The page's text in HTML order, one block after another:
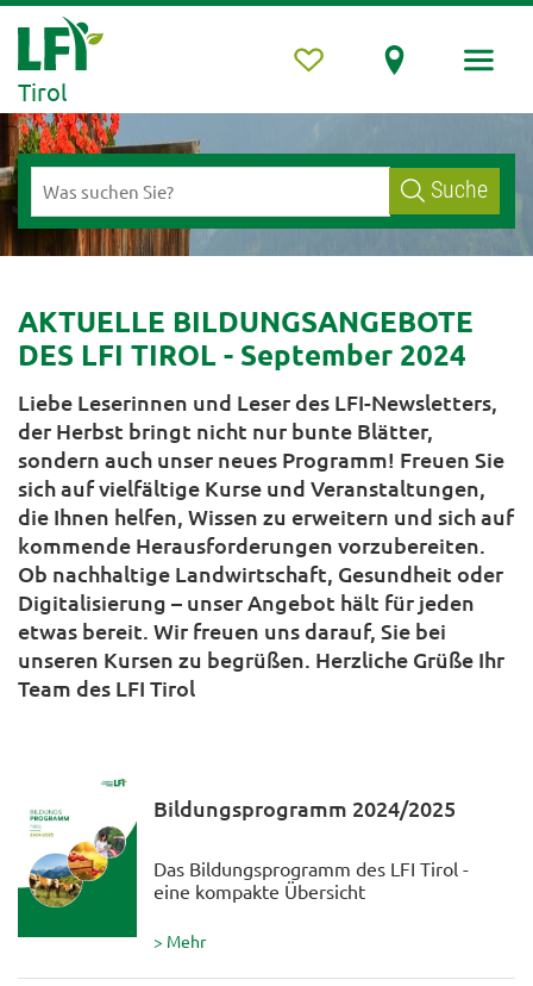
Tirol
Suche
AKTUELLE BILDUNGSANGEBOTE
DES LFI TIROL - September 2024
Liebe Leserinnen und Leser des LFI-Newsletters,
der Herbst bringt nicht nur bunte Blätter,
sondern auch unser neues Programm! Freuen Sie
sich auf vielfältige Kurse und Veranstaltungen,
die Ihnen helfen, Wissen zu erweitern und sich auf
kommende Herausforderungen vorzubereiten.
Ob nachhaltige Landwirtschaft, Gesundheit oder
Digitalisierung – unser Angebot hält für jeden
etwas bereit. Wir freuen uns darauf, Sie bei
unseren Kursen zu begrüßen. Herzliche Grüße Ihr
Team des LFI Tirol
Bildungsprogramm 2024/2025
Das Bildungsprogramm des LFI Tirol -
eine kompakte Übersicht
> Mehr